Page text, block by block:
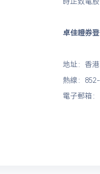
卓佳證券
地址：香
熱線：
電子郵箱